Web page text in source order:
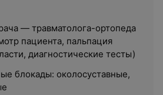
— травматолога-ортопеда
пациента, пальпация
диагностические тесты)
блокады: околосуставные,